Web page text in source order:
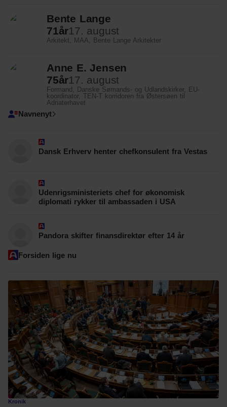
Navnenyt
Dansk Erhverv henter chefkonsulent fra Vestas
Udenrigsministeriets chef for økonomisk
diplomati rykker til ambassaden i USA
Pandora skifter finansdirektør efter 14 år
Forsiden lige nu
Kronik
Bente Lange
71år17. august
Arkitekt, MAA, Bente Lange Arkitekter
Anne E. Jensen
75år17. august
Formand, Danske Sømands- og Udlandskirker, EU-
koordinator, TEN-T korridoren fra Østersøen til
Adriaterhavet